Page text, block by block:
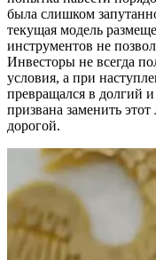
была слишком
текущая модель
инструментов не
Инвесторы не всегда
условия, а при
превращался в долгий
призвана заменить
дорогой.